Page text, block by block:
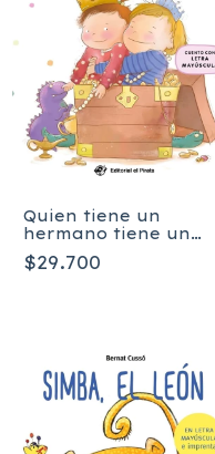
Quien tiene un
hermano tiene un
tesoro - Laia
Guerrero
$29.700